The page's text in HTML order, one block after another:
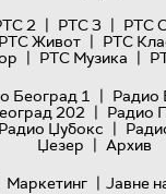
2 | РТС 3 | РТС
РТС Живот | РТС
| РТС Музика |
Београд 1 | Радио
202 | Радио
Радио Џубокс |
Џезер | Архив
Маркетинг | Јавне